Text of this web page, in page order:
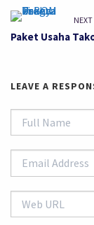
Paket Usaha
LEAVE A